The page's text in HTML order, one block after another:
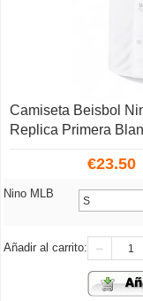
Camiseta Beisbol
Replica Primera
€23.50
Nino MLB
Añadir al carrito: